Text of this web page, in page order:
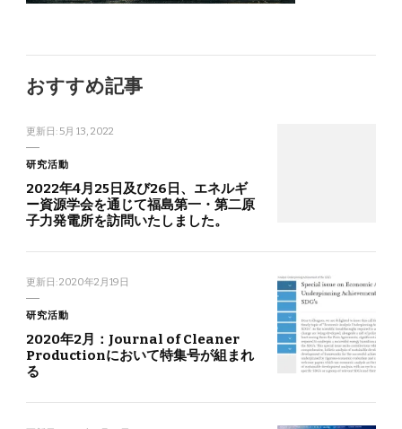
おすすめ記事
更新日:5月 13, 2022
研究活動
2022年4月25日及び26日、エネルギ
ー資源学会を通じて福島第一・第二原
子力発電所を訪問いたしました。
更新日:2020年2月19日
研究活動
2020年2月：Journal of Cleaner
Productionにおいて特集号が組まれ
る